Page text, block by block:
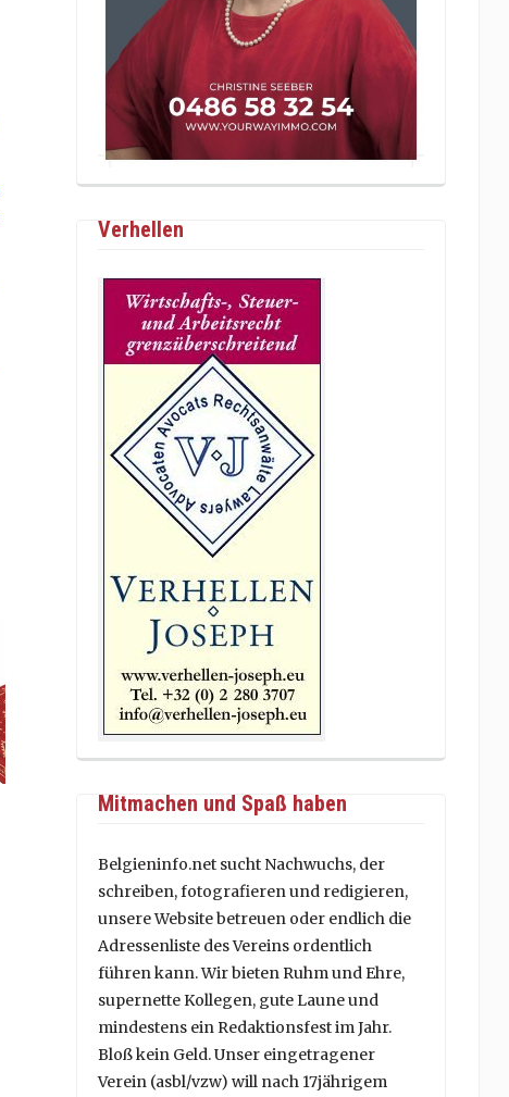
Verhellen
Mitmachen und Spaß haben
Belgieninfo.net sucht Nachwuchs, der
schreiben, fotografieren und redigieren,
unsere Website betreuen oder endlich die
Adressenliste des Vereins ordentlich
führen kann. Wir bieten Ruhm und Ehre,
supernette Kollegen, gute Laune und
mindestens ein Redaktionsfest im Jahr.
Bloß kein Geld. Unser eingetragener
Verein (asbl/vzw) will nach 17jährigem